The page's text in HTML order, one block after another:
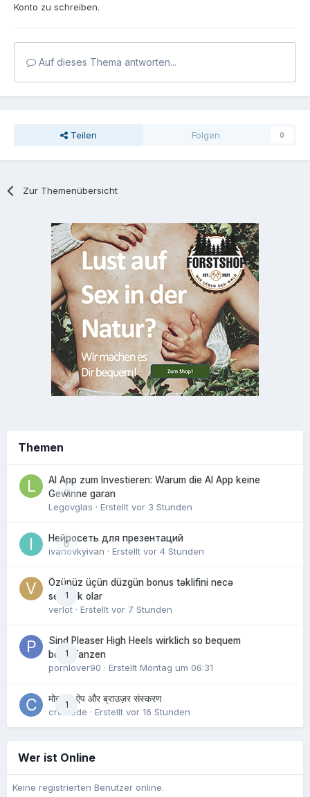
Konto zu schreiben.
Auf dieses Thema antworten...
Teilen Folgen 0
Zur Themenübersicht
Themen
0
AI App zum Investieren: Warum die AI App keine
Gewinne garan
Legovglas · Erstellt vor 3 Stunden
0
Нейросеть для презентаций
ivanovkyivan · Erstellt vor 4 Stunden
1
Özünüz üçün düzgün bonus təklifini necə
seçmək olar
verlot · Erstellt vor 7 Stunden
1
Sind Pleaser High Heels wirklich so bequem
beim Tanzen
pornlover90 · Erstellt Montag um 06:31
1
मोबाइल ऐप और ब्राउज़र संस्करण
crowede · Erstellt vor 16 Stunden
Wer ist Online
Keine registrierten Benutzer online.